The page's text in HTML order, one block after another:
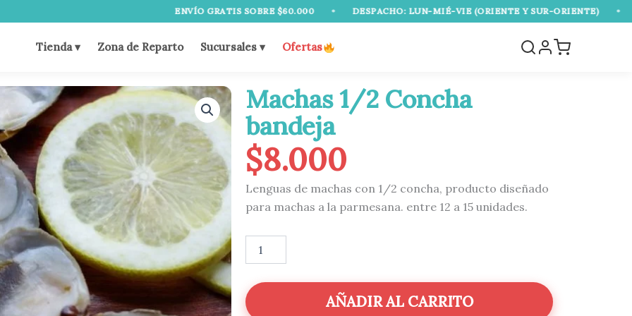
ENVÍO GRATIS SOBRE $60.000 • DESPACHO: LUN-MIÉ-VIE (ORIENTE Y SUR-ORIENTE) • ENVÍO
Tienda ▾ Zona de Reparto Sucursales ▾ Ofertas
Machas 1/2 Concha
bandeja
$8.000
Lenguas de machas con 1/2 concha, producto diseñado
para machas a la parmesana. entre 12 a 15 unidades.
1/2
bandeja
cantidad
AÑADIR AL CARRITO